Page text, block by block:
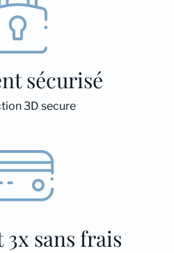
sécurisé
3D secure
3x sans frais